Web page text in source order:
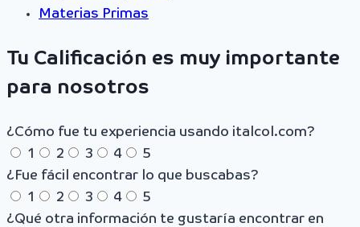
Materias Primas
Tu Calificación es muy importante
para nosotros
¿Cómo fue tu experiencia usando italcol.com?
1
2 3 4
5
¿Fue fácil encontrar lo que buscabas?
1
2 3 4
5
¿Qué otra información te gustaría encontrar en